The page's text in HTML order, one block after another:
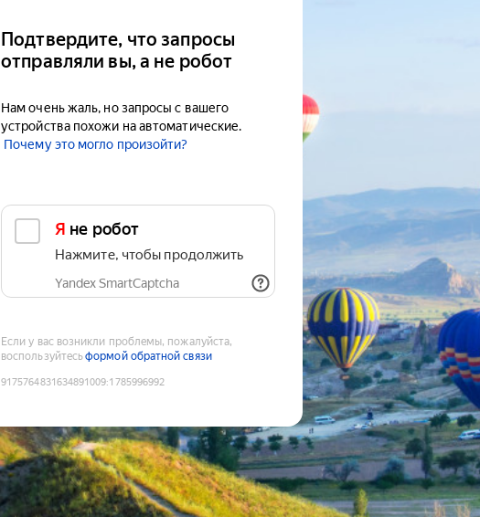
Подтвердите, что запросы
отправляли вы, а не робот
Нам очень жаль, но запросы с вашего
устройства похожи на автоматические.
Почему это могло произойти?
Я не робот
Нажмите, чтобы продолжить
Yandex SmartCaptcha
Если у вас возникли проблемы, пожалуйста,
воспользуйтесьформой обратной связи
9175764831634891009:1785996992